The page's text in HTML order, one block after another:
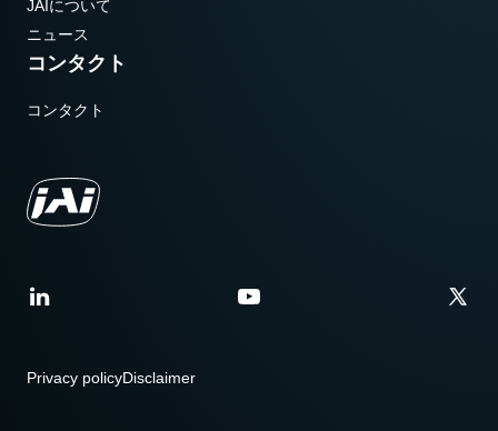
JAIについて
ニュース
コンタクト
コンタクト
Privacy policyDisclaimer